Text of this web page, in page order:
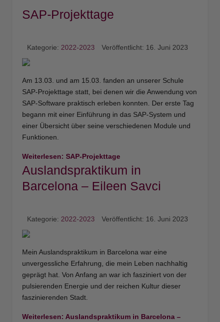
SAP-Projekttage
Kategorie:2022-2023 Veröffentlicht: 16. Juni 2023
Am 13.03. und am 15.03. fanden an unserer Schule
SAP-Projekttage statt, bei denen wir die Anwendung von
SAP-Software praktisch erleben konnten. Der erste Tag
begann mit einer Einführung in das SAP-System und
einer Übersicht über seine verschiedenen Module und
Funktionen.
Weiterlesen: SAP-Projekttage
Auslandspraktikum in
Barcelona – Eileen Savci
Kategorie:2022-2023 Veröffentlicht: 16. Juni 2023
Mein Auslandspraktikum in Barcelona war eine
unvergessliche Erfahrung, die mein Leben nachhaltig
geprägt hat. Von Anfang an war ich fasziniert von der
pulsierenden Energie und der reichen Kultur dieser
faszinierenden Stadt.
Weiterlesen: Auslandspraktikum in Barcelona –